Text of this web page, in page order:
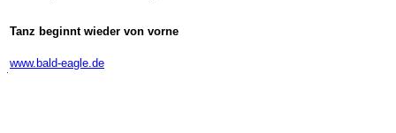
Tanz beginnt wieder von vorne
www.bald-eagle.de